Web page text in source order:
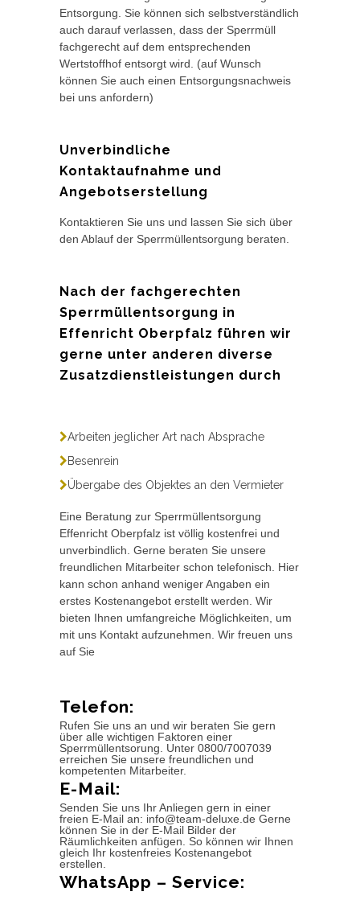
Entsorgung. Sie können sich selbstverständlich
auch darauf verlassen, dass der Sperrmüll
fachgerecht auf dem entsprechenden
Wertstoffhof entsorgt wird. (auf Wunsch
können Sie auch einen Entsorgungsnachweis
bei uns anfordern)
Unverbindliche
Kontaktaufnahme und
Angebotserstellung
Kontaktieren Sie uns und lassen Sie sich über
den Ablauf der Sperrmüllentsorgung beraten.
Nach der fachgerechten
Sperrmüllentsorgung in
Effenricht Oberpfalz führen wir
gerne unter anderen diverse
Zusatzdienstleistungen durch
Arbeiten jeglicher Art nach Absprache
Besenrein
Übergabe des Objektes an den Vermieter
Eine Beratung zur Sperrmüllentsorgung
Effenricht Oberpfalz ist völlig kostenfrei und
unverbindlich. Gerne beraten Sie unsere
freundlichen Mitarbeiter schon telefonisch. Hier
kann schon anhand weniger Angaben ein
erstes Kostenangebot erstellt werden. Wir
bieten Ihnen umfangreiche Möglichkeiten, um
mit uns Kontakt aufzunehmen. Wir freuen uns
auf Sie
Telefon:
Rufen Sie uns an und wir beraten Sie gern
über alle wichtigen Faktoren einer
Sperrmüllentsorung. Unter 0800/7007039
erreichen Sie unsere freundlichen und
kompetenten Mitarbeiter.
E-Mail:
Senden Sie uns Ihr Anliegen gern in einer
freien E-Mail an: info@team-deluxe.de Gerne
können Sie in der E-Mail Bilder der
Räumlichkeiten anfügen. So können wir Ihnen
gleich Ihr kostenfreies Kostenangebot
erstellen.
WhatsApp – Service: